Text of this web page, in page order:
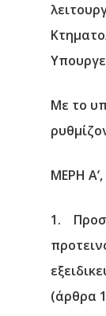
Με το
ΜΕΡΗ Α’,
1.
(άρθρα